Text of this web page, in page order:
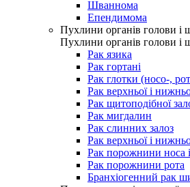
Шваннома
Епендимома
Пухлини органів голови і
Пухлини органів голови і
Рак язика
Рак гортані
Рак глотки (носо-,
Рак верхньої і
Рак щитоподібної
Рак мигдалин
Рак слинних залоз
Рак верхньої і
Рак порожнини носа
Рак порожнини рота
Бранхіогенний рак